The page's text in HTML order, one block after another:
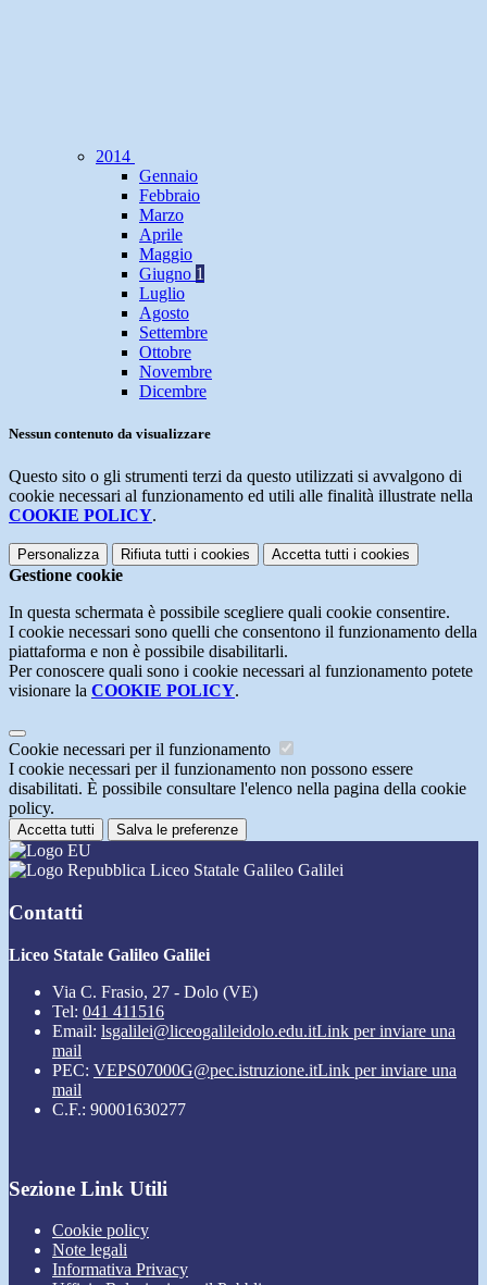
2014
Gennaio
Febbraio
Marzo
Aprile
Maggio
Giugno 1
Luglio
Agosto
Settembre
Ottobre
Novembre
Dicembre
Nessun contenuto da visualizzare
Questo sito o gli strumenti terzi da questo utilizzati si avvalgono di
cookie necessari al funzionamento ed utili alle finalità illustrate nella
COOKIE POLICY.
Personalizza Rifiuta tutti i cookies Accetta tutti i cookies
Gestione cookie
In questa schermata è possibile scegliere quali cookie consentire.
I cookie necessari sono quelli che consentono il funzionamento della
piattaforma e non è possibile disabilitarli.
Per conoscere quali sono i cookie necessari al funzionamento potete
visionare la COOKIE POLICY.
Cookie necessari per il funzionamento
I cookie necessari per il funzionamento non possono essere
disabilitati. È possibile consultare l'elenco nella pagina della cookie
policy.
Accetta tutti Salva le preferenze
Liceo Statale Galileo Galilei
Contatti
Liceo Statale Galileo Galilei
Via C. Frasio, 27 - Dolo (VE)
Tel: 041 411516
Email: lsgalilei@liceogalileidolo.edu.itLink per inviare una
mail
PEC: VEPS07000G@pec.istruzione.itLink per inviare una
mail
C.F.: 90001630277
Sezione Link Utili
Cookie policy
Note legali
Informativa Privacy